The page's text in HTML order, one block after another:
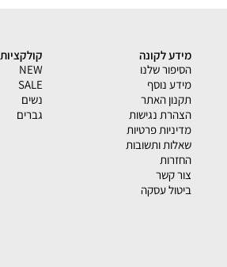
מידע לקונה
הסיפור שלנו
מידע נוסף
תקנון האתר
הצהרת נגישות
מדיניות פרטיות
שאלות ותשובות
החזרות
צור קשר
ביטול עסקה
קולקציות
NEW
SALE
נשים
גברים